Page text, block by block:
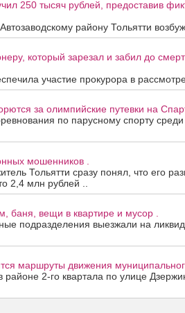
250 тысяч рублей, предоставив
району Тольятти
который зарезал и забил до
участие прокурора в
за олимпийские путевки на
по парусному спорту
мошенников .
Тольятти сразу понял, что его
2,4 млн рублей ..
баня, вещи в квартире и мусор .
подразделения выезжали на
маршруты движения
2-го квартала по улице